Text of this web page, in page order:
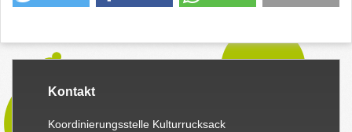
Kontakt
Koordinierungsstelle Kulturrucksack